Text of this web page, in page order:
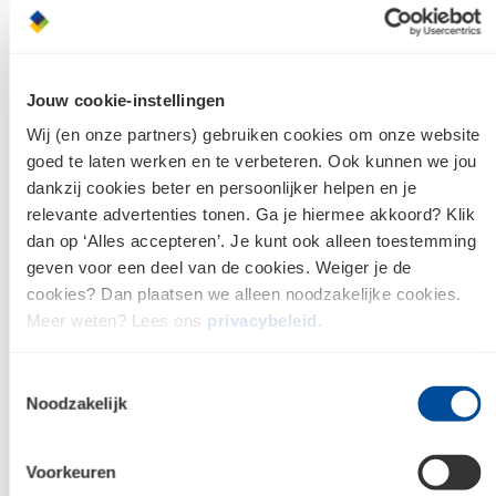
Jouw cookie-instellingen
Wij (en onze partners) gebruiken cookies om onze website
goed te laten werken en te verbeteren. Ook kunnen we jou
dankzij cookies beter en persoonlijker helpen en je
relevante advertenties tonen. Ga je hiermee akkoord? Klik
dan op ‘Alles accepteren’. Je kunt ook alleen toestemming
geven voor een deel van de cookies. Weiger je de
cookies? Dan plaatsen we alleen noodzakelijke cookies.
Meer weten? Lees ons privacybeleid
Noodzakelijk
Voorkeuren
Transportkosten
Alles over Transportkosten
Driessen
Driessen